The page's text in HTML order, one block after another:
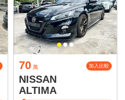
70 萬 加入比較
NISSAN
ALTIMA